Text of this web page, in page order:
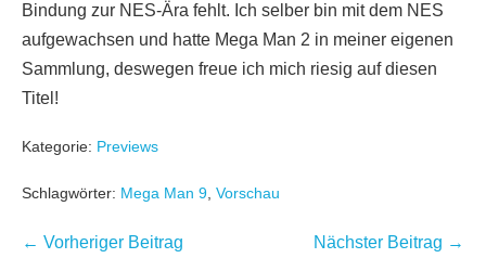
Bindung zur NES-Ära fehlt. Ich selber bin mit dem NES
aufgewachsen und hatte Mega Man 2 in meiner eigenen
Sammlung, deswegen freue ich mich riesig auf diesen
Titel!
Kategorie: Previews
Schlagwörter: Mega Man 9, Vorschau
Beitragsnavigation
← Vorheriger Beitrag Nächster Beitrag →